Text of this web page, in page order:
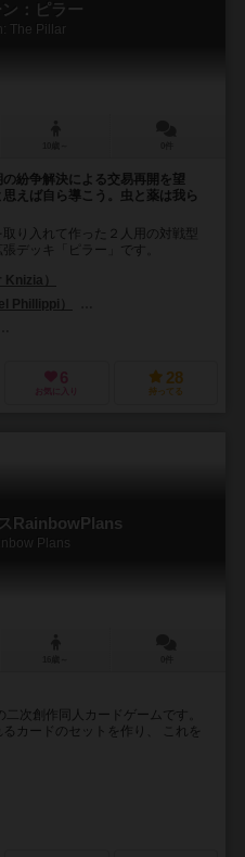
：ピラー
The Pillar
紛争解決による交易再開を望
えば自ら導こう。虫と薬は我ら
り入れて作った２人用の対戦型
デッキ「ピラー」です。
）
Phillippi）
6
お気に入り
28
持ってる
RainbowPlans
Plans
次創作同人カードゲームです。
カードのセットを作り、 これを